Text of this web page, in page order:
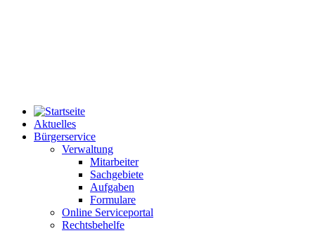
Aktuelles
Bürgerservice
Verwaltung
Mitarbeiter
Sachgebiete
Aufgaben
Formulare
Online Serviceportal
Rechtsbehelfe